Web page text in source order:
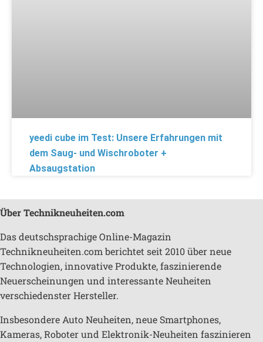
yeedi cube im Test: Unsere Erfahrungen mit
dem Saug- und Wischroboter +
Absaugstation
Über Technikneuheiten.com
Das deutschsprachige Online-Magazin
Technikneuheiten.com berichtet seit 2010 über neue
Technologien, innovative Produkte, faszinierende
Neuerscheinungen und interessante Neuheiten
verschiedenster Hersteller.
Insbesondere Auto Neuheiten, neue Smartphones,
Kameras, Roboter und Elektronik-Neuheiten faszinieren